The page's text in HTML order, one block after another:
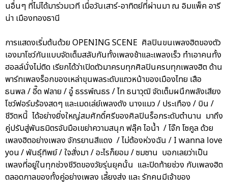
นอื่นๆ ที่ไม่ได้มาร่วมเวที เมื่อวันเสาร์-อาทิตย์ที่ผ่านมา ณ อิมแพ็ค อารี
น่า เมืองทองธานี
การแสดงเริ่มต้นด้วย OPENING SCENE ศิลปินขนเพลงฮิตของตัว
เองมาโชว์กันแบบจัดเต็มสลับกันทั้งเพลงช้าและเพลงเร็ว ทำเอาคนทั้ง
ฮอลล์นั่งไม่ติด เรียกได้ว่าเปิดตัวมาครบทุกศิลปินครบทุกเพลงฮิต ด้าน
พาร์ทเพลงร็อกของเหล่าขุนพลระดับแถวหน้าของเมืองไทย เสือ
ธนพล / อี๊ด ฟลาย / อู๋ ธรรพ์ณธร / ไท ธนาวุฒิ จัดเต็มผนึกพลังเสียง
โชว์ฟอร์มร้องสดๆ และเมดเล่ย์เพลงดัง นางแมว / ประเทือง / บิน /
ชีวิตหนี้ ได้อย่างยิ่งใหญ่สมศักดิ์ศรีของศิลปินร็อกระดับตำนาน มาถึง
คู่ปรับสู่พันธมิตรจับมือเขย่าความสนุก ฟลุ๊ค ไอน้ำ / โจ๊ก โซคูล ด้วย
เพลงฮิตอย่างเพลง จักรยานสีแดง / ไม่ต้องห่วงฉัน / I wanna love
you / พันธุ์ทิพย์ / ใจสั่งมา / อะไรก็ยอม / ซมซาน บอกเลยว่าเป็น
เพลงที่อยู่ในทุกช่วงชีวิตของวัยรุ่นยุคนั้น และปิดท้ายช่วง กับเพลงฮิต
ตลอดกาลของทั้งคู่อย่างเพลง เลี้ยงส่ง และ รักคนมีเจ้าของ